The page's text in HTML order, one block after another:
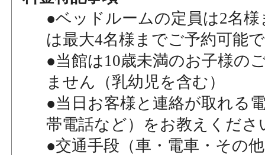
●ベッドルームの定員は2名様
は最大4名様までご予約可能
●当館は10歳未満のお子様の
ません（乳幼児を含む）
●当日お客様と連絡が取れる
帯電話など）をお教えくださ
●交通手段（車・電車・その